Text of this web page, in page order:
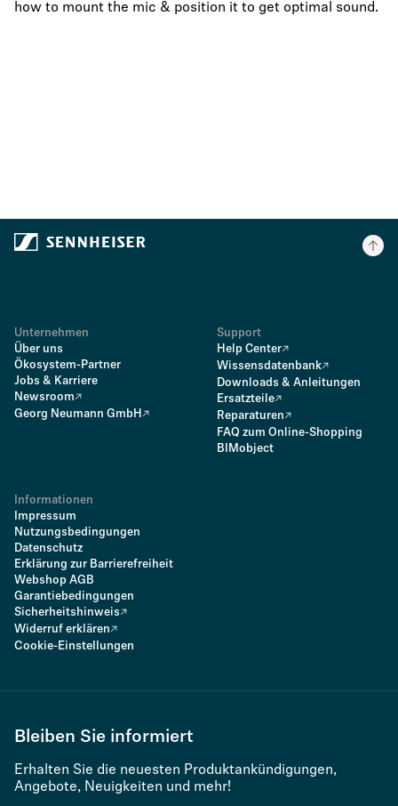
how to mount the mic & position it to get optimal sound.
Unternehmen
Über uns
Ökosystem-Partner
Jobs & Karriere
Newsroom
Georg Neumann GmbH
Support
Help Center
Wissensdatenbank
Downloads & Anleitungen
Ersatzteile
Reparaturen
FAQ zum Online-Shopping
BIMobject
Informationen
Impressum
Nutzungsbedingungen
Datenschutz
Erklärung zur Barrierefreiheit
Webshop AGB
Garantiebedingungen
Sicherheitshinweis
Widerruf erklären
Cookie-Einstellungen
Bleiben Sie informiert
Erhalten Sie die neuesten Produktankündigungen,
Angebote, Neuigkeiten und mehr!